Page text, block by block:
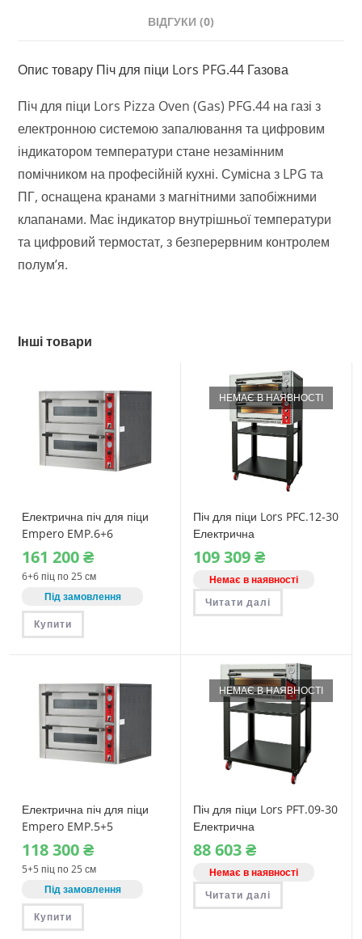
ВІДГУКИ (0)
Опис товару Піч для піци Lors PFG.44 Газова
Піч для піци Lors Pizza Oven (Gas) PFG.44 на газі з
електронною системою запалювання та цифровим
індикатором температури стане незамінним
помічником на професійній кухні. Сумісна з LPG та
ПГ, оснащена кранами з магнітними запобіжними
клапанами. Має індикатор внутрішньої температури
та цифровий термостат, з безперервним контролем
полум’я.
Інші товари
Електрична піч для піци
Empero EMP.6+6
161‎ 200₴
6+6 піц по 25 см
Під замовлення
Купити
НЕМАЄ В НАЯВНОСТІ
Піч для піци Lors PFC.12-30
Електрична
109‎ 309₴
Немає в наявності
Читати далі
Електрична піч для піци
Empero EMP.5+5
118‎ 300₴
5+5 піц по 25 см
Під замовлення
Купити
НЕМАЄ В НАЯВНОСТІ
Піч для піци Lors PFT.09-30
Електрична
88‎ 603₴
Немає в наявності
Читати далі